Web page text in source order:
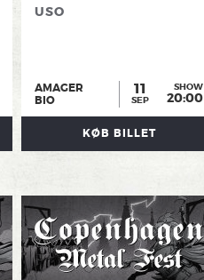
USO
AMAGER
BIO
11
SEP
SHOW
20:00
KØB BILLET